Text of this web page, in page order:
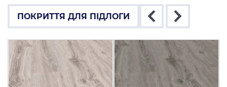
ПОКРИТТЯ ДЛЯ ПІДЛОГИ